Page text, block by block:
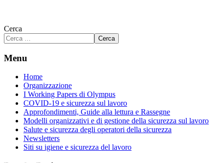
Cerca
Cerca
Menu
Home
Organizzazione
I Working Papers di Olympus
COVID-19 e sicurezza sul lavoro
Approfondimenti, Guide alla lettura e Rassegne
Modelli organizzativi e di gestione della sicurezza sul lavoro
Salute e sicurezza degli operatori della sicurezza
Newsletters
Siti su igiene e sicurezza del lavoro